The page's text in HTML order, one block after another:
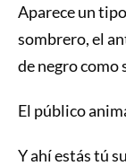
Aparece un
sombrero, el
de negro como
El público
Y ahí estás tú